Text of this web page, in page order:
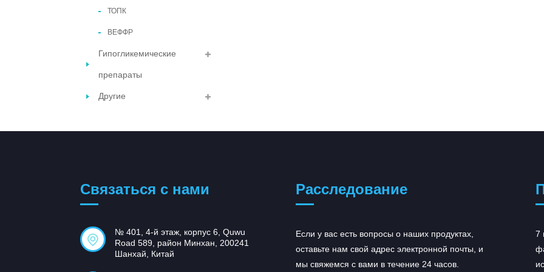
ТОПК
ВЕФФР
Гипогликемические
препараты
Другие
Связаться с нами
№ 401, 4-й этаж, корпус 6, Quwu
Road 589, район Минхан, 200241
Шанхай, Китай
Расследование
Если у вас есть вопросы о наших продуктах,
оставьте нам свой адрес электронной почты, и
мы свяжемся с вами в течение 24 часов.
AstraZeneca получает
регуляторную поддержку для...
Во вторник AstraZeneca получила двойное
7